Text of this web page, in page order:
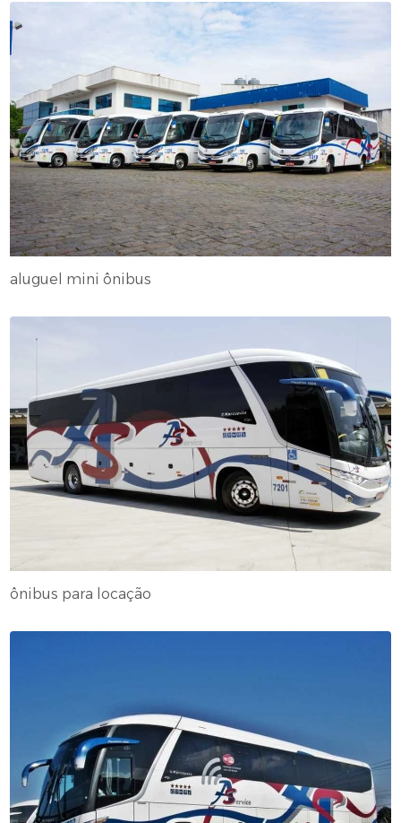
aluguel mini ônibus
ônibus para locação